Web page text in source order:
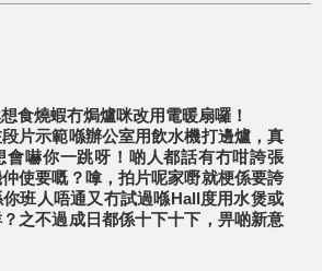
食燒蝦冇焗爐咪改用電暖扇囉！
片示範喺辦公室用飲水機打邊爐，真
會嚇你一跳呀！啲人都話有冇咁誇張
使要嘅？嗱，拍片呢家嘢就梗係要誇
班人唔通又冇試過喺Hall度用水煲或
之不過成日都係十下十下，畀啲新意